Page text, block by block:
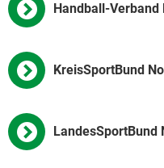
Handball-Verband
KreisSportBund
LandesSportBund